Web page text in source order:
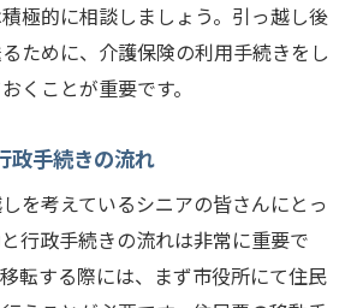
極的に相談しましょう。引っ越し後
ために、介護保険の利用手続きをし
くことが重要です。
政手続きの流れ
を考えているシニアの皆さんにとっ
行政手続きの流れは非常に重要で
転する際には、まず市役所にて住民